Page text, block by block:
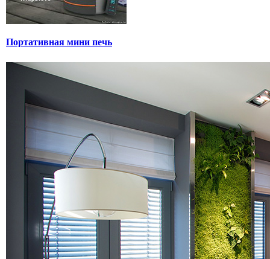
Портативная мини печь